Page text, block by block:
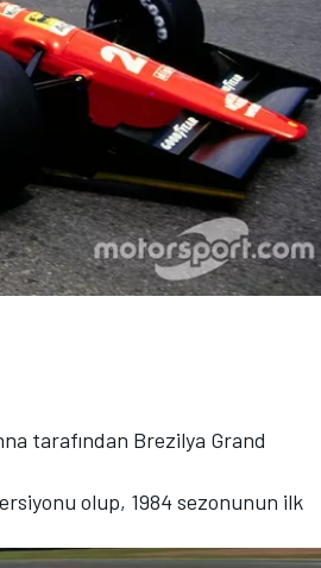
tarafından Brezilya Grand
olup, 1984 sezonunun ilk